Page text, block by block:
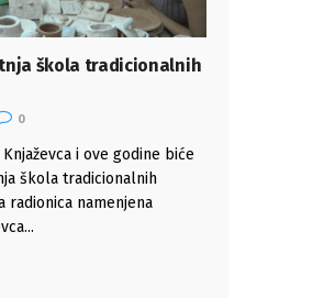
škola tradicionalnih
0
i ove godine biće
škola tradicionalnih
radionica namenjena